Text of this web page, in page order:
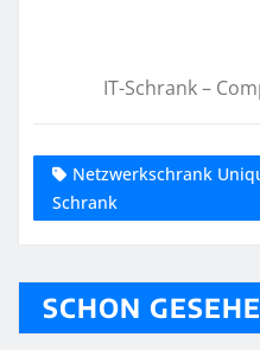
IT-Schrank –
Netzwerkschrank
Schrank
SCHON